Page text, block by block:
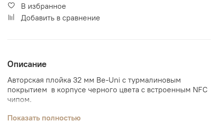
В избранное
Добавить в сравнение
Описание
Авторская плойка 32 мм Be-Uni с турмалиновым
покрытием в корпусе черного цвета с встроенным NFC
чипом.
Турмалиновое покрытие не пересушивает волосы даже
Показать полностью